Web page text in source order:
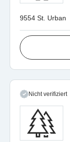
9554 St. Urban
Nicht verifiziert